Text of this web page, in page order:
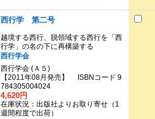
西行学 第二号
越境する西行、脱領域する西行を「西
行学」の名の下に再構築する
西行学会
西行学会 (Ａ５)
【2011年08月発売】 ISBNコード 9
784305004024
4,620円
在庫状況：出版社よりお取り寄せ（1
週間程度で出荷）